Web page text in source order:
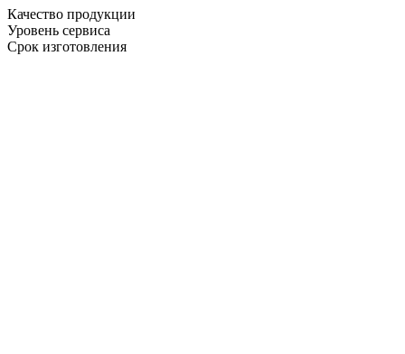
Качество продукции
Уровень сервиса
Срок изготовления